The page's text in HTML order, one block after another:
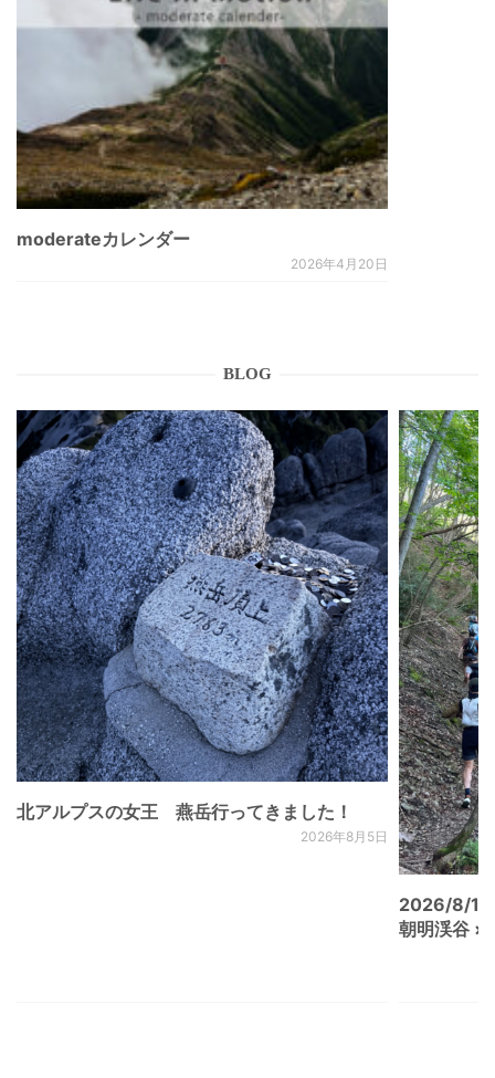
moderateカレンダー
2026年4月20日
BLOG
北アルプスの女王 燕岳行ってきました！
2026年8月5日
2026/8/
朝明渓谷 ×